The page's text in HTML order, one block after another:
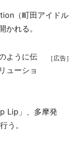
（町田アイドル
れる。
［広告］
ように伝
ューショ
Lip」、多摩発
う。